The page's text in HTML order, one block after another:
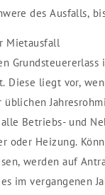
des Ausfalls,
Mietausfall
Grundsteuererlass
Diese liegt vor,
Betriebs- und
oder Heizung.
werden auf
im vergangenen